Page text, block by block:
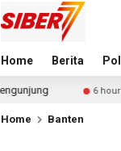
Home Berita
6 hour ago ESG
Home Banten